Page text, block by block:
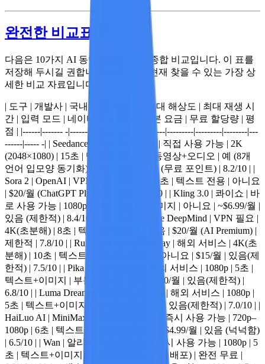
완전한 비교표
다음은 10가지 AI 동영상 생성기의 종합 비교입니다. 이 표를
저장해 두시길 권합니다 — 2026년 현재 찾을 수 있는 가장 상
세한 비교 자료입니다.
| 도구 | 개발사 | 국내 이용 가능성 | 최대 해상도 | 최대 재생 시
간 | 입력 모드 | 네이티브 오디오 | 기본 요금 | 무료 할당량 | 평
점 | |------|------- -|-----------|-----------|---------|---------|---------|--------|---
------|----- -| | Seedance 2.0
| 바이트댄스 | 직접 사용 가능 | 2K
(2048×1080) | 15초 | 텍스트+이미지+동영상+오디오 | 예 (8개
언어 입모양 동기화) | ~$9.90/월 | 있음 (무료 포인트) | 8.2/10 | |
Sora 2 | OpenAI | VPN 필요 | 1080p | 20초 | 텍스트 전용 | 아니요
| $20/월 (ChatGPT Plus) | 아니요 |
7.2/10 | | Kling 3.0 | 콰이쇼 | 바
로 사용 가능 | 1080p | 2분 | 텍스트+이미지 | 아니요 | ~$6.99/월 |
있음 (제한적) | 8.4/10
| Google DeepMind | VPN 필요 |
4K(초분해) | 8초 | 텍스트+이미지 | 있음 | $20/월 (AI Premium) |
제한적 | 7.8/10 | | Runway Gen-4
| Runway | 해외 서비스 | 4K(초
분해) | 10초 | 텍스트+이미지+동영상 | 아니요 | $15/월 | 있음(제
한적) | 7.5/10 | | Pika 2.0
| Pika Labs | 해외 서비스 | 1080p | 5초 |
텍스트+이미지 | 부분적(음향 효과) | $10/월 | 있음(제한적) |
6.8/10 | | Luma Dream Machine
| Luma AI | 해외 서비스 | 1080p |
5초 | 텍스트+이미지 | 아니요 | $9.99/월 | 있음(제한적) | 7.0/10 | |
HaiLuo AI | MiniMax/희우 테크놀로지 | 즉시 사용 가능 | 720p–
1080p | 6초 | 텍스트+이미지 | 아니요 | ~$4.99/월 | 있음 (넉넉함)
| 6.5/10 | | Wan | 알리바바(오픈소스) | 즉시 사용 가능 | 1080p | 5
초 | 텍스트+이미지 | 아니요 | 무료 (로컬 배포) | 완전 무료 |